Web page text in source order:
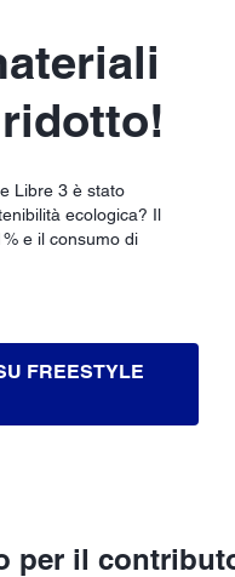
Libre 3 è stato
ecologica? Il
e il consumo di
FREESTYLE
per il